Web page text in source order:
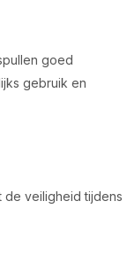
goed
gebruik en
veiligheid tijdens